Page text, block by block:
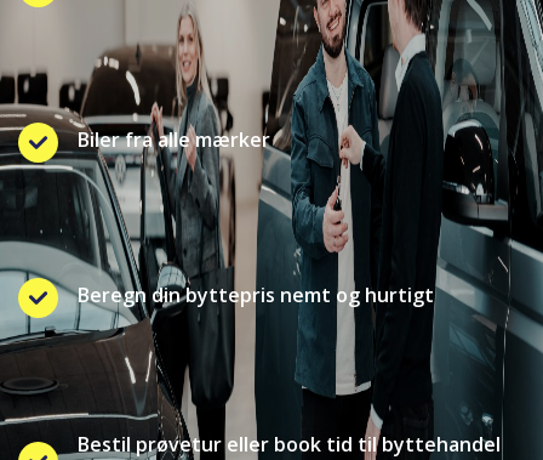
Biler fra alle mærker
Beregn din byttepris nemt og hurtigt
Bestil prøvetur eller book tid til byttehandel